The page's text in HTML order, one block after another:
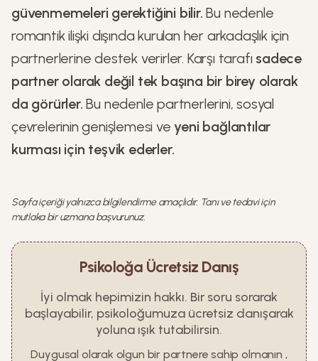
güvenmemeleri gerektiğini bilir.Bu nedenle
romantik ilişki dışında kurulan her arkadaşlık için
partnerlerine destek verirler. Karşı tarafı sadece
partner olarak değil tek başına bir birey olarak
da görürler. Bu nedenle partnerlerini, sosyal
çevrelerinin genişlemesi ve yeni bağlantılar
kurması için teşvik ederler.
Sayfa içeriği yalnızca bilgilendirme amaçlıdır. Tanı ve tedavi için
mutlaka bir uzmana başvurunuz.
Psikoloğa Ücretsiz Danış
İyi olmak hepimizin hakkı. Bir soru sorarak
başlayabilir, psikoloğumuza ücretsiz danışarak
yoluna ışık tutabilirsin.
Duygusal olarak olgun bir partnere sahip olmanın ,